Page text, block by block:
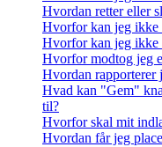
Hvordan retter eller
Hvorfor kan jeg ikke
Hvorfor kan jeg
Hvorfor modtog jeg
Hvordan
Hvad kan "Gem"
til?
Hvorfor skal mit
Hvordan får jeg